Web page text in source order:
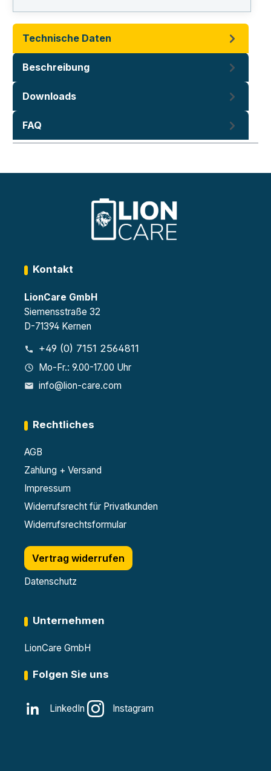
Technische Daten
Beschreibung
Downloads
FAQ
Kontakt
LionCare GmbH
Siemensstraße 32
D-71394 Kernen
+49 (0) 7151 2564811
Mo-Fr.: 9.00-17.00 Uhr
info@lion-care.com
Rechtliches
AGB
Zahlung + Versand
Impressum
Widerrufsrecht für Privatkunden
Widerrufsrechtsformular
Vertrag widerrufen
Datenschutz
Unternehmen
LionCare GmbH
Folgen Sie uns
LinkedIn Instagram